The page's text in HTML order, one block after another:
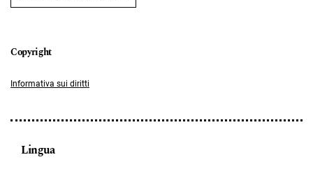
Informativa sui diritti
Lingua